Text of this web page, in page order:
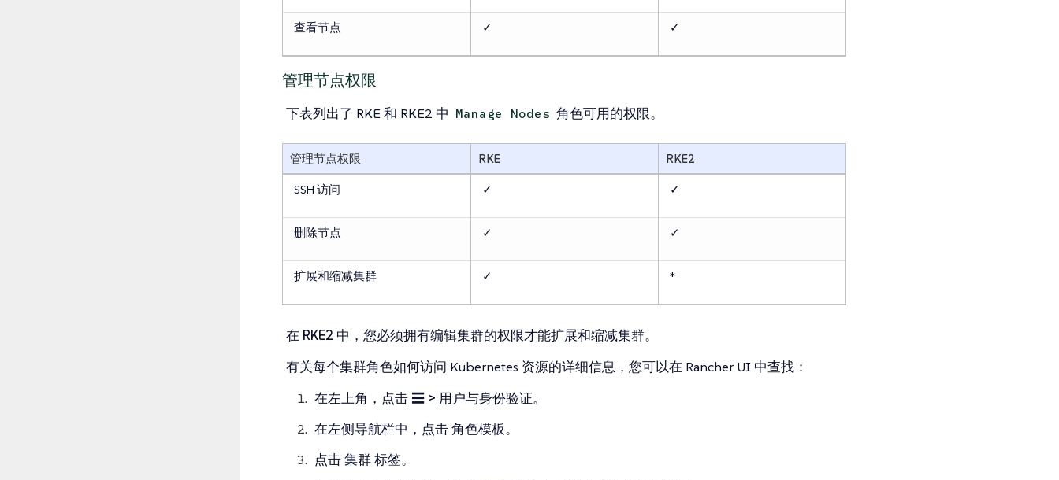
查看节点 ✓ ✓
管理节点权限
下表列出了 RKE 和 RKE2 中 Manage Nodes 角色可用的权限。
管理节点权限 RKE RKE2
SSH 访问 ✓ ✓
删除节点 ✓ ✓
扩展和缩减集群 ✓ *
在 RKE2 中，您必须拥有编辑集群的权限才能扩展和缩减集群。
有关每个集群角色如何访问 Kubernetes 资源的详细信息，您可以在 Rancher UI 中查找：
在左上角，点击 ☰ > 用户与身份验证。
在左侧导航栏中，点击角色模板。
点击集群标签。